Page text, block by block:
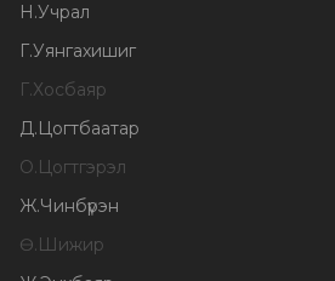
Н.Учрал
Г.Уянгахишиг
Г.Хосбаяр
Д.Цогтбаатар
О.Цогтгэрэл
Ж.Чинбүрэн
Ө.Шижир